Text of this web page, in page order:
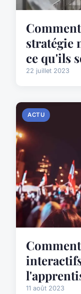
stratégie
ce qu'ils
22 juillet 2023
ACTU
11 août 2023